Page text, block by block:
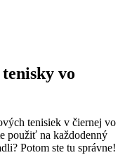
vo
tenisiek v čiernej vo
použiť na každodenný
Potom ste tu správne!